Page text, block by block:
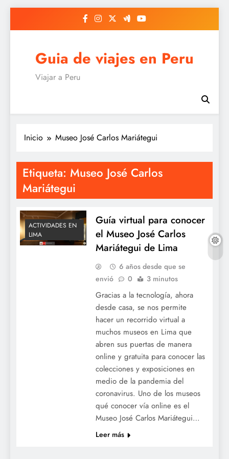
Guia de viajes en Peru
Viajar a Peru
Inicio Museo José Carlos Mariátegui
Etiqueta: Museo José Carlos
Mariátegui
ACTIVIDADES EN
LIMA
Guía virtual para conocer
el Museo José Carlos
Mariátegui de Lima
6 años desde que se
envió
0 3 minutos
Gracias a la tecnología, ahora
desde casa, se nos permite
hacer un recorrido virtual a
muchos museos en Lima que
abren sus puertas de manera
online y gratuita para conocer las
colecciones y exposiciones en
medio de la pandemia del
coronavirus. Uno de los museos
qué conocer vía online es el
Museo José Carlos Mariátegui…
Leer más